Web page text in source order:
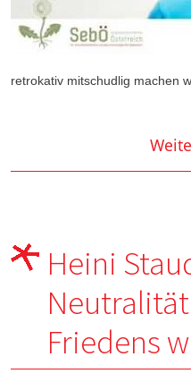
retrokativ mitschudlig machen
Heini
Friedens